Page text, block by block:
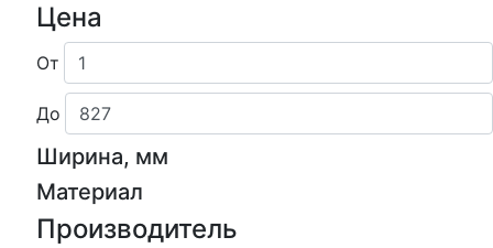
Цена
От
До
Ширина, мм
Материал
Производитель